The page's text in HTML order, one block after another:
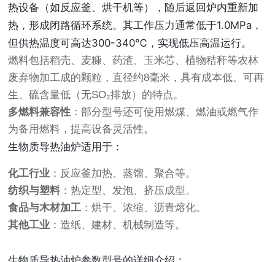
热设备（如反应釜、烘干机等），随后返回炉内重新加
热，形成闭路循环系统。其工作压力通常低于1.0MPa，
但供热温度可高达300-340℃，实现低压高温运行。
燃料包括稻壳、麦糠、药渣、玉米芯、植物秸秆等农林
废弃物加工成的颗粒，直径约8毫米，具有成本低、可再
生、硫含量低（无SO₂排放）的特点。
多燃料兼容性 ：部分型号还可使用燃煤、燃油或燃气作
为备用燃料，提高设备灵活性。
生物质导热油炉适用于：
化工行业 ：反应釜加热、蒸馏、聚合等。
纺织与塑料：热定型、发泡、挤压成型。
食品与木材加工 ：烘干、浓缩、沥青熔化。
其他工业 ：造纸、建材、机械制造等。